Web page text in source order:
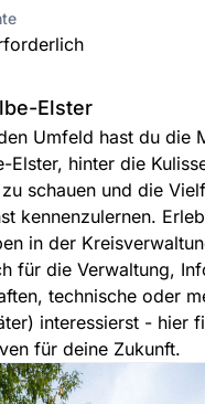
Elster
Umfeld hast du die
Elster, hinter die
schauen und die
kennenzulernen.
in der
für die Verwaltung,
technische oder
interessierst - hier
für deine Zukunft.